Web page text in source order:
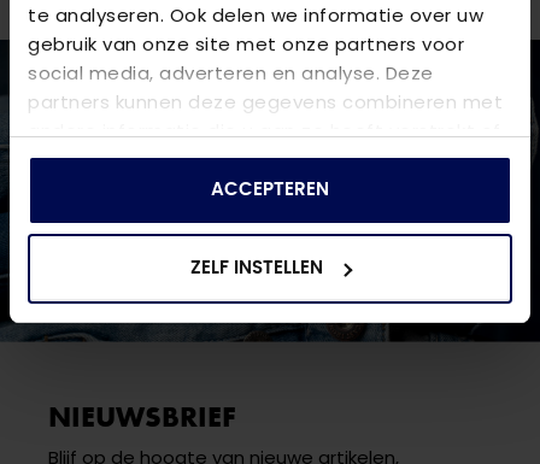
te analyseren. Ook delen we informatie over uw
gebruik van onze site met onze partners voor
social media, adverteren en analyse. Deze
partners kunnen deze gegevens combineren met
andere informatie die u aan ze heeft verstrekt of
die ze hebben verzameld op basis van uw gebruik
ACCEPTEREN
ZELF INSTELLEN
NIEUWSBRIEF
Blijf op de hoogte van nieuwe artikelen,